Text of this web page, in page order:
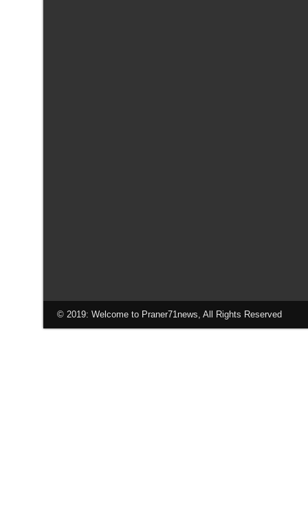
© 2019: Welcome to Praner71news, All Rights Reserved